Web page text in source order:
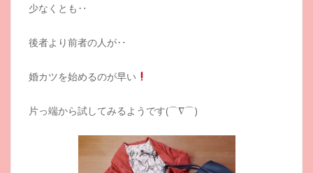
少なくとも‥
後者より前者の人が‥
婚カツを始めるのが早い
片っ端から試してみるようです(⌒∇⌒)